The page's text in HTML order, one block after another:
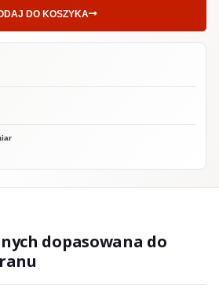
DO KOSZYKA
dopasowana do